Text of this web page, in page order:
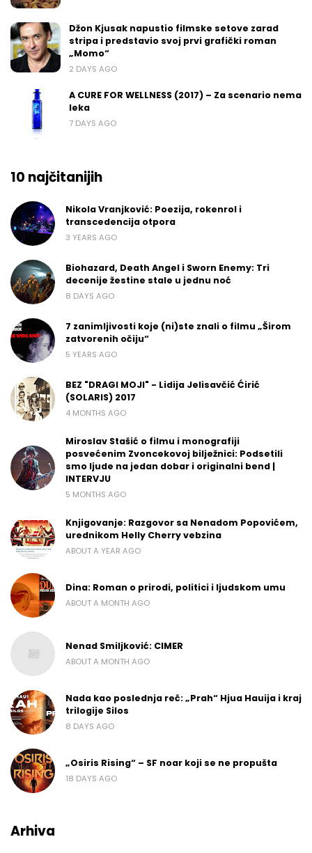
Džon Kjusak napustio filmske setove zarad
stripa i predstavio svoj prvi grafički roman
„Momo“
2 DAYS AGO
A CURE FOR WELLNESS (2017) – Za scenario nema
leka
7 DAYS AGO
10 najčitanijih
Nikola Vranjković: Poezija, rokenrol i
transcedencija otpora
3 YEARS AGO
Biohazard, Death Angel i Sworn Enemy: Tri
decenije žestine stale u jednu noć
8 DAYS AGO
7 zanimljivosti koje (ni)ste znali o filmu „Širom
zatvorenih očiju“
5 YEARS AGO
BEZ "DRAGI MOJI" - Lidija Jelisavčić Ćirić
(SOLARIS) 2017
4 MONTHS AGO
Miroslav Stašić o filmu i monografiji
posvećenim Zvoncekovoj bilježnici: Podsetili
smo ljude na jedan dobar i originalni bend |
INTERVJU
5 MONTHS AGO
Knjigovanje: Razgovor sa Nenadom Popovićem,
urednikom Helly Cherry vebzina
ABOUT A YEAR AGO
Dina: Roman o prirodi, politici i ljudskom umu
ABOUT A MONTH AGO
Nenad Smiljković: CIMER
ABOUT A MONTH AGO
Nada kao poslednja reč: „Prah“ Hjua Hauija i kraj
trilogije Silos
8 DAYS AGO
„Osiris Rising“ – SF noar koji se ne propušta
18 DAYS AGO
Arhiva